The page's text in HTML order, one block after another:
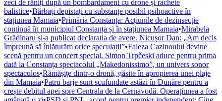
zeci de răniți după un bombardament cu drone și rachete
balistice•Bărbați depistați cu substanțe posibil psihoactive în
stațiunea Mamaia•Primăria Constanța: Acțiunile de dezinsecție
continuă în municipiul Constanța și în stațiunea Mamaia•Mirabela
Grădinaru și-a publicat declarația de avere. Nicușor Dan: „Am decis
împreună să înlăturăm orice speculații”•Faleza Cazinoului devine
scenă pentru un concert special. Simon Trpčeski aduce pentru prima
dată la Constanța spectacolul „Makedonissimo”, un univers sonor
spectaculos•Rămăşiţe dintr-o dronă, găsite în apropierea unei plaje
din Mamaia•Patru barje sunt scufundate astăzi în Dunăre pentru a
crește debitul apei spre Centrala de la Cernavodă. Operațiunea a fost